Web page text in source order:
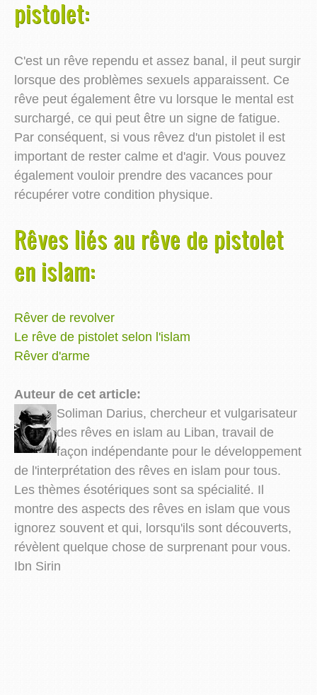
pistolet:
C'est un rêve rependu et assez banal, il peut surgir
lorsque des problèmes sexuels apparaissent. Ce
rêve peut également être vu lorsque le mental est
surchargé, ce qui peut être un signe de fatigue.
Par conséquent, si vous rêvez d'un pistolet il est
important de rester calme et d'agir. Vous pouvez
également vouloir prendre des vacances pour
récupérer votre condition physique.
Rêves liés au rêve de pistolet
en islam:
Rêver de revolver
Le rêve de pistolet selon l'islam
Rêver d'arme
Auteur de cet article:
Soliman Darius, chercheur et vulgarisateur
des rêves en islam au Liban, travail de
façon indépendante pour le développement
de l'interprétation des rêves en islam pour tous.
Les thèmes ésotériques sont sa spécialité. Il
montre des aspects des rêves en islam que vous
ignorez souvent et qui, lorsqu'ils sont découverts,
révèlent quelque chose de surprenant pour vous.
Ibn Sirin